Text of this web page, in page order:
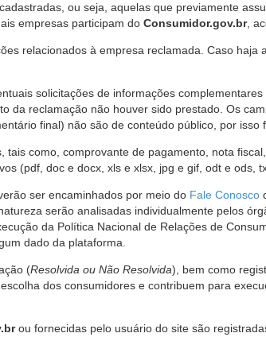
ou seja, aquelas que previamente
empresas participam do Consumidor.gov.br,
relacionados à empresa reclamada. Caso
solicitações de informações
da reclamação não houver sido prestado. Os
final) não são de conteúdo público, por isso
como, comprovante de pagamento, nota
(pdf, doc e docx, xls e xlsx, jpg e gif, odt e ods,
ser encaminhados por meio do Fale Conosco
serão analisadas individualmente pelos
da Política Nacional de Relações de
dado da plataforma.
(Resolvida ou Não Resolvida), bem como
dos consumidores e contribuem para
ou fornecidas pelo usuário do site são